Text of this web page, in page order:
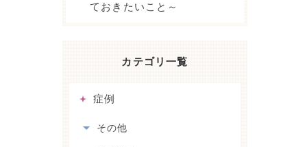
ておきたいこと～
カテゴリ一覧
症例
その他